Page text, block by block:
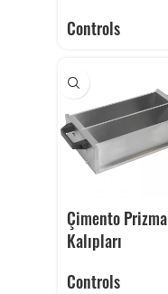
Controls
Çimento Prizma
Kalıpları
Controls